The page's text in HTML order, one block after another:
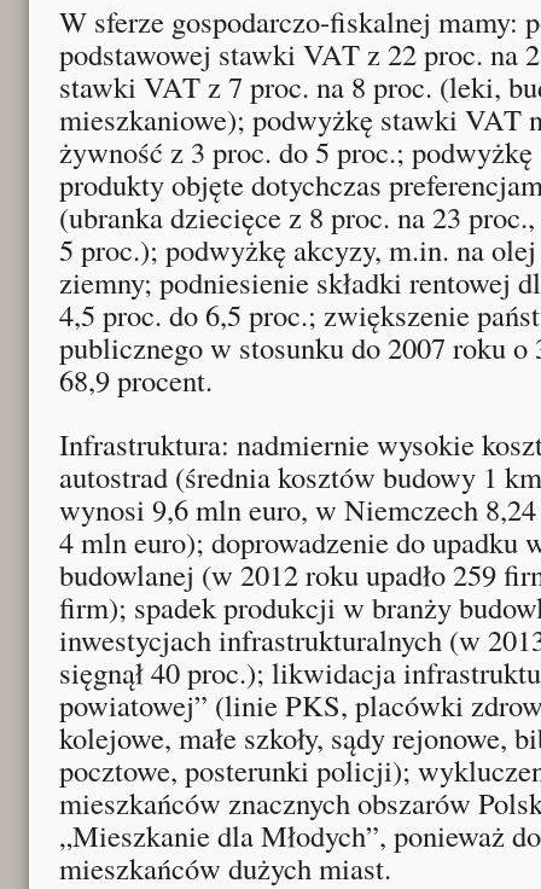
W sferze gospodarczo-fiskalnej mamy:
podstawowej stawki VAT z 22 proc. na
stawki VAT z 7 proc. na 8 proc. (leki,
mieszkaniowe); podwyżkę stawki VAT
żywność z 3 proc. do 5 proc.;
produkty objęte dotychczas
(ubranka dziecięce z 8 proc. na 23
5 proc.); podwyżkę akcyzy, m.in. na
ziemny; podniesienie składki rentowej
4,5 proc. do 6,5 proc.; zwiększenie
publicznego w stosunku do 2007 roku o
68,9 procent.
Infrastruktura: nadmiernie wysokie
autostrad (średnia kosztów budowy 1
wynosi 9,6 mln euro, w Niemczech
4 mln euro); doprowadzenie do upadku
budowlanej (w 2012 roku upadło 259
firm); spadek produkcji w branży
inwestycjach infrastrukturalnych (w
sięgnął 40 proc.); likwidacja
powiatowej” (linie PKS, placówki
kolejowe, małe szkoły, sądy rejonowe,
pocztowe, posterunki policji);
mieszkańców znacznych obszarów
„Mieszkanie dla Młodych”, ponieważ
mieszkańców dużych miast.